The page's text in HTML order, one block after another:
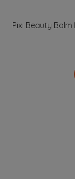
Pixi Beauty